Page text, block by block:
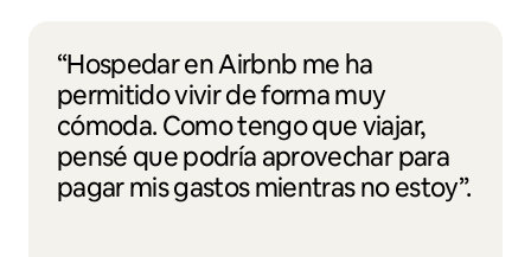
“Hospedar en Airbnb me ha
permitido vivir de forma muy
cómoda. Como tengo que viajar,
pensé que podría aprovechar para
pagar mis gastos mientras no estoy”.